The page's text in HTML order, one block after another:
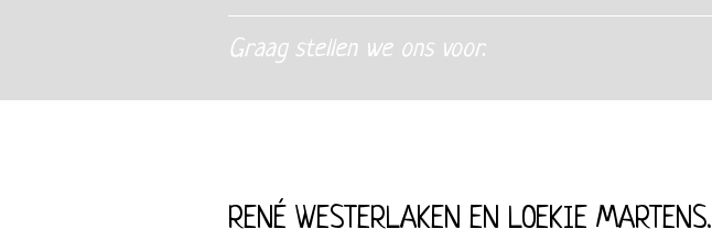
Graag stellen we ons voor.
RENÉ WESTERLAKEN EN LOEKIE MARTENS.